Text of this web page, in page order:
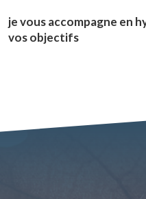
je vous accompagne en
vos objectifs